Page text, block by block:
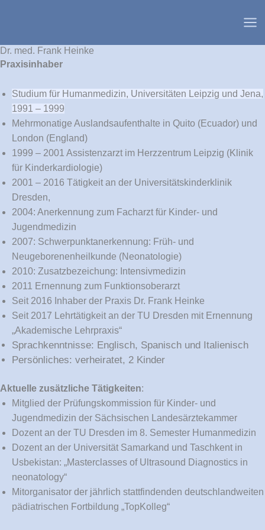
Dr. med. Frank Heinke
Praxisinhaber
Studium für Humanmedizin, Universitäten Leipzig und Jena,
1991 – 1999
Mehrmonatige Auslandsaufenthalte in Quito (Ecuador) und
London (England)
1999 – 2001 Assistenzarzt im Herzzentrum Leipzig (Klinik
für Kinderkardiologie)
2001 – 2016 Tätigkeit an der Universitätskinderklinik
Dresden,
2004: Anerkennung zum Facharzt für Kinder- und
Jugendmedizin
2007: Schwerpunktanerkennung: Früh- und
Neugeborenenheilkunde (Neonatologie)
2010: Zusatzbezeichung: Intensivmedizin
2011 Ernennung zum Funktionsoberarzt
Seit 2016 Inhaber der Praxis Dr. Frank Heinke
Seit 2017 Lehrtätigkeit an der TU Dresden mit Ernennung
„Akademische Lehrpraxis“
Sprachkenntnisse: Englisch, Spanisch und Italienisch
Persönliches: verheiratet, 2 Kinder
Aktuelle zusätzliche Tätigkeiten:
Mitglied der Prüfungskommission für Kinder- und
Jugendmedizin der Sächsischen Landesärztekammer
Dozent an der TU Dresden im 8. Semester Humanmedizin
Dozent an der Universität Samarkand und Taschkent in
Usbekistan: „Masterclasses of Ultrasound Diagnostics in
neonatology“
Mitorganisator der jährlich stattfindenden deutschlandweiten
pädiatrischen Fortbildung „TopKolleg“